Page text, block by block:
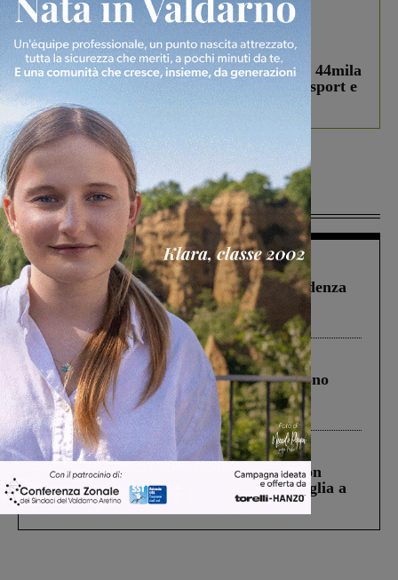
In vetrina 3 Agosto 2026
Estra Notizie agosto: Smart Cities, oltre 44mila
studenti coinvolti, torna il bando per lo sport e
debutta il podcast Estrair
Più lette
Figline Incisa Valdarno 1 Agosto 2026
Piscina di Figline finanziata oltre la scadenza
Pnrr, il gruppo di Fratelli d’Italia: “Un
ringraziamento al Governo”
Cronaca 4 Agosto 2026
Un anno fa la strage in A1 in cui morirono
Gianni, Giulia e Franco. Lo schianto, il
processo, lo stop ai sorpassi fra tir....
Cronaca 3 Agosto 2026
Scomparso da una struttura di Castiglion
Fiorentino l’uomo che aveva ucciso la figlia a
Levane nel 2020